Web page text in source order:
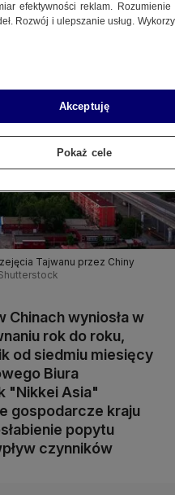
Tajwanu przez Chiny
Chinach wyniosła w
rok do roku,
od siedmiu miesięcy
Biura
"Nikkei Asia"
gospodarcze kraju
popytu
czynników
efektywności reklam.
Rozwój i ulepszanie usług.
Akceptuję
Pokaż cele